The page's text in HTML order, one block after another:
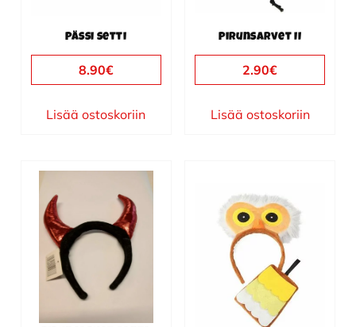
Pässi setti
8.90€
Lisää ostoskoriin
Pirunsarvet II
2.90€
Lisää ostoskoriin